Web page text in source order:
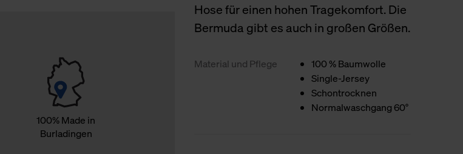
100% Made in
Burladingen
Hose für einen hohen Tragekomfort. Die
Bermuda gibt es auch in großen Größen.
Material und Pflege
100 % Baumwolle
Single-Jersey
Schontrocknen
Normalwaschgang 60°